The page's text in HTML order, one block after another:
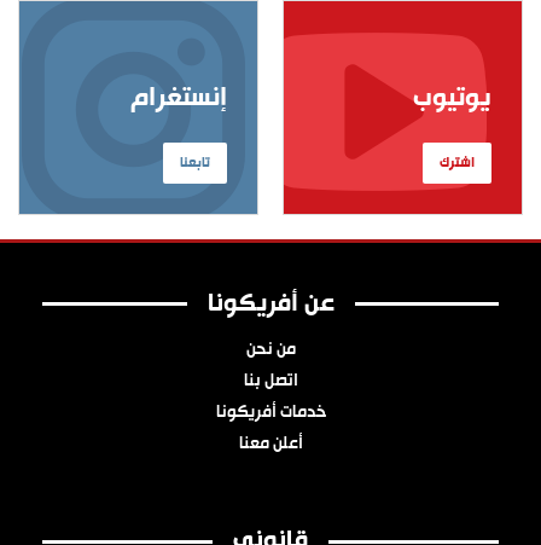
إنستغرام
تابعنا
يوتيوب
اشترك
عن أفريكونا
من نحن
اتصل بنا
خدمات أفريكونا
أعلن معنا